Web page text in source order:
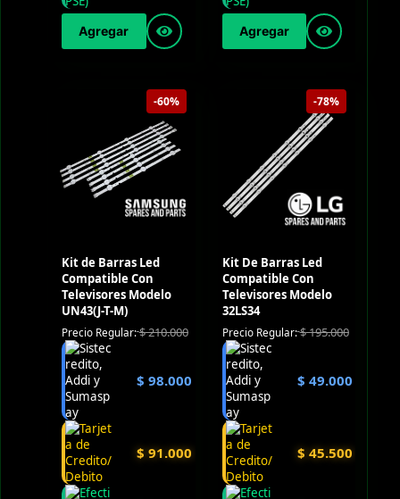
Agregar Agregar
-60%
Kit de Barras Led
Compatible Con
Televisores Modelo
UN43(J-T-M)
Precio Regular:$210.000
$ 98.000
$ 91.000
-78%
Kit De Barras Led
Compatible Con
Televisores Modelo
32LS34
Precio Regular:$195.000
$ 49.000
$ 45.500